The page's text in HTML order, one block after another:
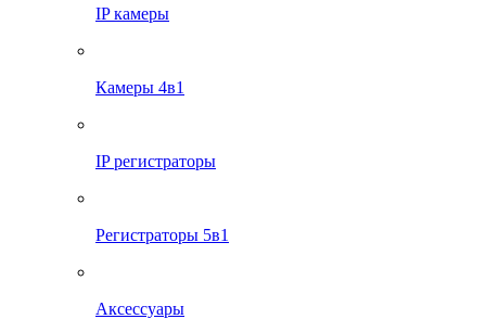
IP камеры
Камеры 4в1
IP регистраторы
Регистраторы 5в1
Аксессуары